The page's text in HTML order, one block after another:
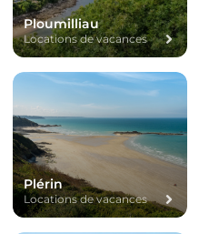
Ploumilliau
Locations de vacances
Plérin
Locations de vacances